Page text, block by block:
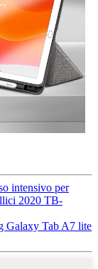
intensivo per
2020 TB-
Galaxy Tab A7 lite